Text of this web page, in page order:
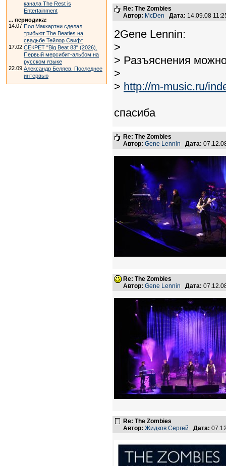
канала The Rest is
Entertainment
... периодика:
14.07 Пол Маккартни сделал
трибьют The Beatles на
свадьбе Тейлор Свифт
17.02 СЕКРЕТ "Big Beat 83" (2026).
Первый мерсибит-альбом на
русском языке
22.09 Александр Беляев. Последнее
интервью
Re: The Zombies
Автор: McDen Дата: 14.09.08
2Gene Lennin:
>
> Разъяснения
>
> http://m-music.ru/
спасиба
Re: The Zombies
Автор: Gene Lennin Дата:
Re: The Zombies
Автор: Gene Lennin Дата:
Re: The Zombies
Автор: Жидков Сергей Дата: